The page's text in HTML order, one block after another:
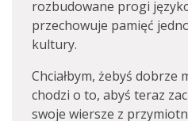
rozbudowane progi
przechowuje pamięć
kultury.
Chciałbym, żebyś dobrze
chodzi o to, abyś teraz
swoje wiersze z